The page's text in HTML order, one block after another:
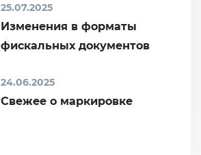
25.07.2025
Изменения в форматы
фискальных документов
24.06.2025
Свежее о маркировке